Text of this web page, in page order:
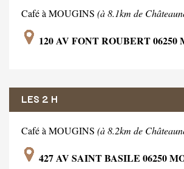
Café à MOUGINS (à 8.1km de
120 AV FONT ROUBERT 06250
LES 2 H
Café à MOUGINS (à 8.2km de
427 AV SAINT BASILE 06250